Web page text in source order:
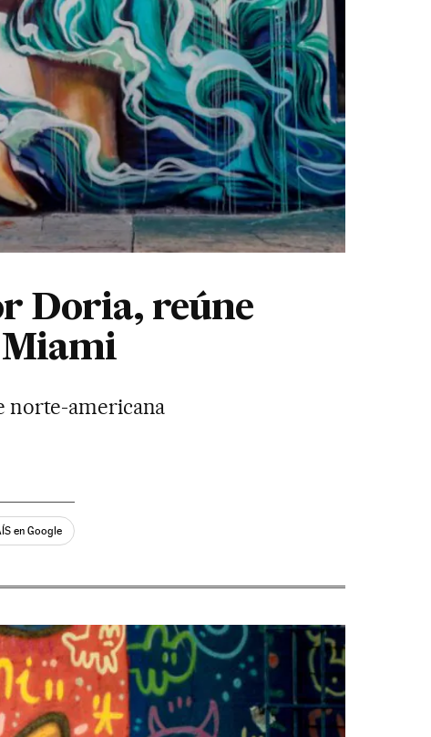
Doria, reúne
Miami
norte-americana
en Google